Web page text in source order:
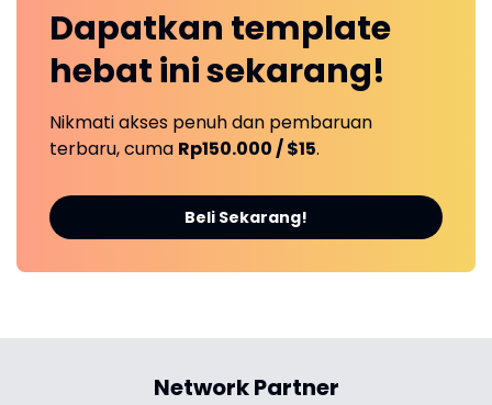
Dapatkan template
hebat inisekarang!
Nikmati akses penuh dan pembaruan
terbaru, cuma Rp150.000 / $15.
Beli Sekarang!
Network Partner